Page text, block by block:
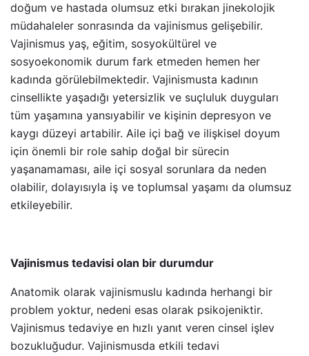
doğum ve hastada olumsuz etki bırakan jinekolojik
müdahaleler sonrasında da vajinismus gelişebilir.
Vajinismus yaş, eğitim, sosyokültürel ve
sosyoekonomik durum fark etmeden hemen her
kadında görülebilmektedir. Vajinismusta kadının
cinsellikte yaşadığı yetersizlik ve suçluluk duyguları
tüm yaşamına yansıyabilir ve kişinin depresyon ve
kaygı düzeyi artabilir. Aile içi bağ ve ilişkisel doyum
için önemli bir role sahip doğal bir sürecin
yaşanamaması, aile içi sosyal sorunlara da neden
olabilir, dolayısıyla iş ve toplumsal yaşamı da olumsuz
etkileyebilir.
Vajinismus tedavisi olan bir durumdur
Anatomik olarak vajinismuslu kadında herhangi bir
problem yoktur, nedeni esas olarak psikojeniktir.
Vajinismus tedaviye en hızlı yanıt veren cinsel işlev
bozukluğudur. Vajinismusda etkili tedavi